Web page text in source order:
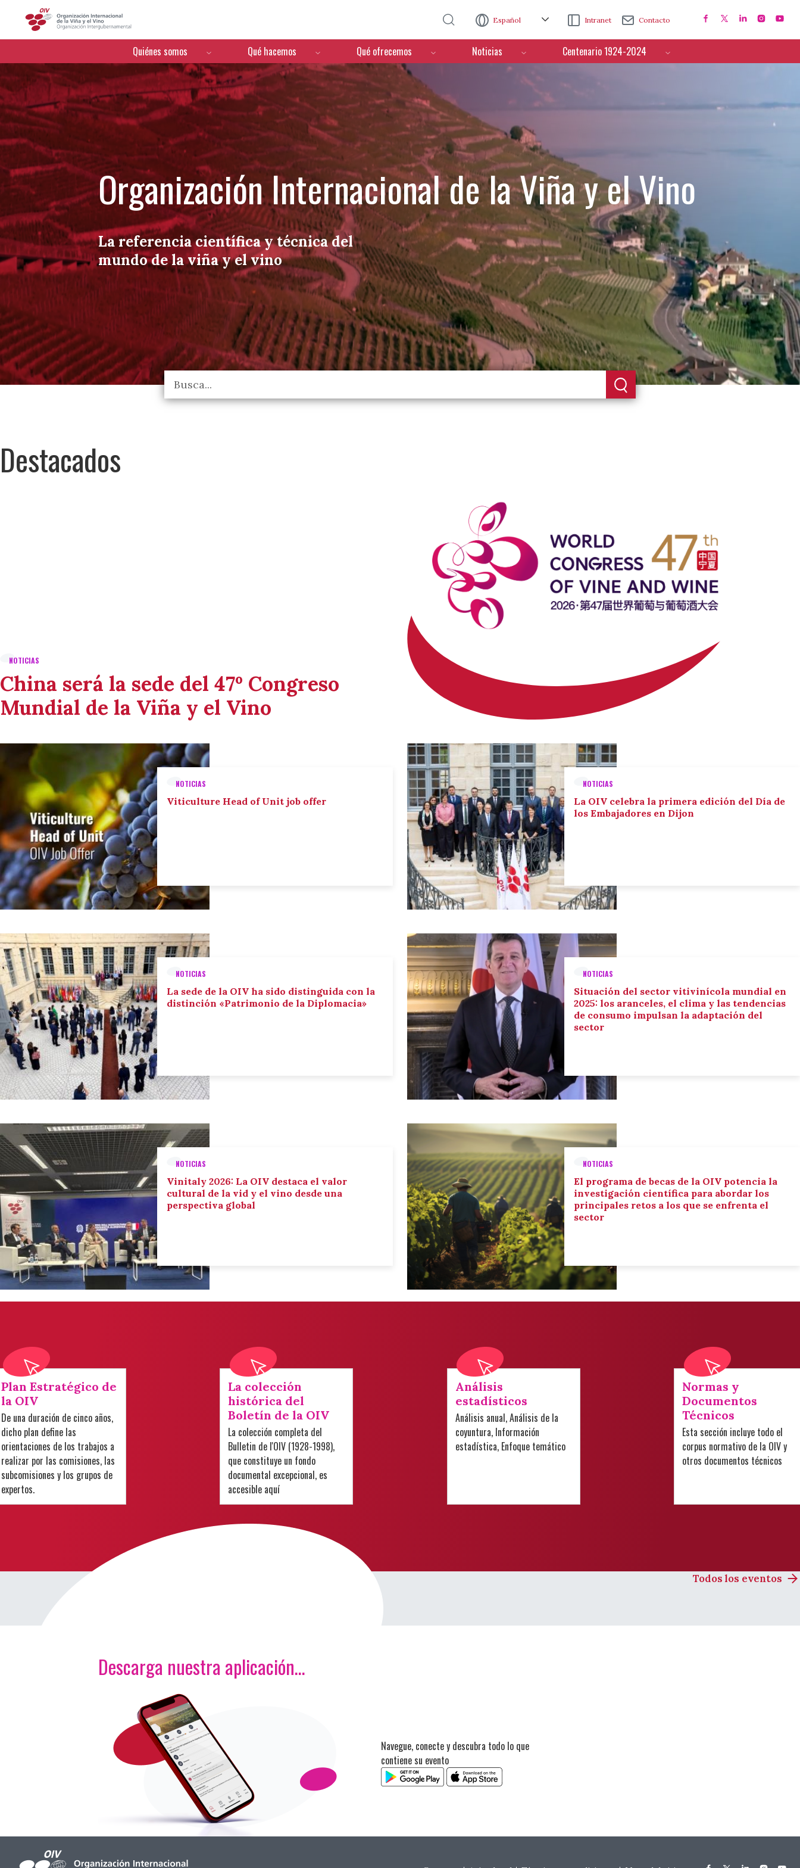
Español Intranet Contacto
Menú de navegación
Quiénes somos Qué hacemos Qué ofrecemos Noticias Centenario 1924-2024
Organización Internacional de la Viña y el Vino
La referencia científica y técnica del
mundo de la viña y el vino
Destacados
NOTICIAS
China será la sede del 47º Congreso
Mundial de la Viña y el Vino
NOTICIAS
Viticulture Head of Unit job offer
NOTICIAS
La OIV celebra la primera edición del Día de
los Embajadores en Dijon
NOTICIAS
La sede de la OIV ha sido distinguida con la
distinción «Patrimonio de la Diplomacia»
NOTICIAS
Situación del sector vitivinícola mundial en
2025: los aranceles, el clima y las tendencias
de consumo impulsan la adaptación del
sector
NOTICIAS
Vinitaly 2026: La OIV destaca el valor
cultural de la vid y el vino desde una
perspectiva global
NOTICIAS
El programa de becas de la OIV potencia la
investigación científica para abordar los
principales retos a los que se enfrenta el
sector
Plan Estratégico de
la OIV
De una duración de cinco años,
dicho plan define las
orientaciones de los trabajos a
realizar por las comisiones, las
subcomisiones y los grupos de
expertos.
La colección
histórica del
Boletín de la OIV
La colección completa del
Bulletin de l'OIV (1928-1998),
que constituye un fondo
documental excepcional, es
accesible aquí
Análisis
estadísticos
Análisis anual, Análisis de la
coyuntura, Información
estadística, Enfoque temático
Normas y
Documentos
Técnicos
Esta sección incluye todo el
corpus normativo de la OIV y
otros documentos técnicos
Todos los eventos
Descarga nuestra aplicación…
Navegue, conecte y descubra todo lo que
contiene su evento